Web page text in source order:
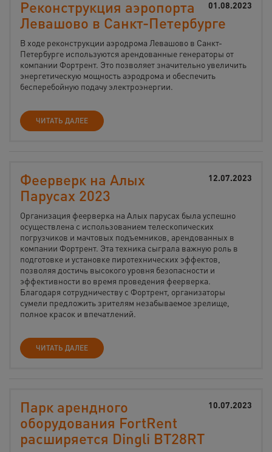
01.08.2023
Реконструкция аэропорта
Левашово в Санкт-Петербурге
В ходе реконструкции аэродрома Левашово в Санкт-
Петербурге используются арендованные генераторы от
компании Фортрент. Это позволяет значительно увеличить
энергетическую мощность аэродрома и обеспечить
бесперебойную подачу электроэнергии.
ЧИТАТЬ ДАЛЕЕ
12.07.2023
Феерверк на Алых
Парусах 2023
Организация феерверка на Алых парусах была успешно
осуществлена с использованием телескопических
погрузчиков и мачтовых подъемников, арендованных в
компании Фортрент. Эта техника сыграла важную роль в
подготовке и установке пиротехнических эффектов,
позволяя достичь высокого уровня безопасности и
эффективности во время проведения феерверка.
Благодаря сотрудничеству с Фортрент, организаторы
сумели предложить зрителям незабываемое зрелище,
полное красок и впечатлений.
ЧИТАТЬ ДАЛЕЕ
10.07.2023
Парк арендного
оборудования FortRent
расширяется Dingli BT28RT